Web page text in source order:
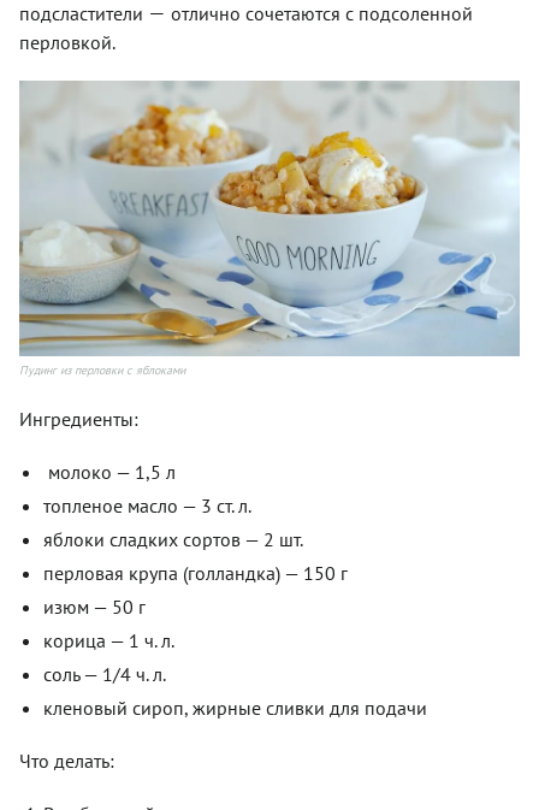
подсластители — отлично сочетаются с подсоленной
перловкой.
Пудинг из перловки с яблоками
Ингредиенты:
молоко — 1,5 л
топленое масло — 3 ст. л.
яблоки сладких сортов — 2 шт.
перловая крупа (голландка) — 150 г
изюм — 50 г
корица — 1 ч. л.
соль — 1/4 ч. л.
кленовый сироп, жирные сливки для подачи
Что делать: